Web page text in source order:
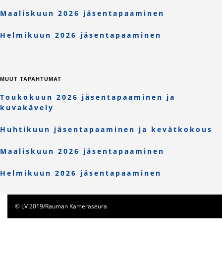
Maaliskuun 2026 jäsentapaaminen
Helmikuun 2026 jäsentapaaminen
MUUT TAPAHTUMAT
Toukokuun 2026 jäsentapaaminen ja
kuvakävely
Huhtikuun jäsentapaaminen ja kevätkokous
Maaliskuun 2026 jäsentapaaminen
Helmikuun 2026 jäsentapaaminen
© LV 2019/Rauman Kameraseura